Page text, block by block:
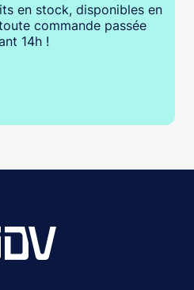
en stock, disponibles en
commande passée
14h !